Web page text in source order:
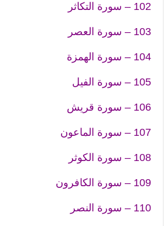
102 – سورة التكاثر
103 – سورة العصر
104 – سورة الهمزة
105 – سورة الفيل
106 – سورة قريش
107 – سورة الماعون
108 – سورة الكوثر
109 – سورة الكافرون
110 – سورة النصر